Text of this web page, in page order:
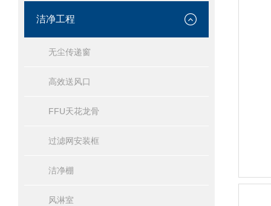
洁净工程
无尘传递窗
高效送风口
FFU天花龙骨
过滤网安装框
洁净棚
风淋室